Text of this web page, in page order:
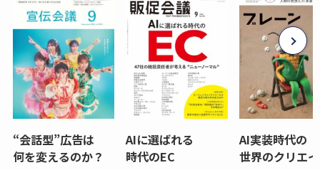
“会話型”広告は
何を変えるのか？
AIに選ばれる
時代のEC
AI実装時代の
世界のクリエ